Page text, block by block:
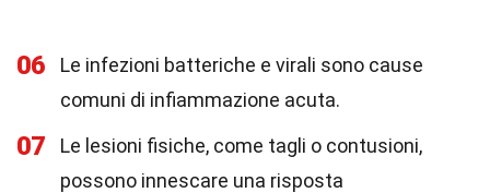
06
Le infezioni batteriche e virali sono cause
comuni di infiammazione acuta.
07
Le lesioni fisiche, come tagli o contusioni,
possono innescare una risposta